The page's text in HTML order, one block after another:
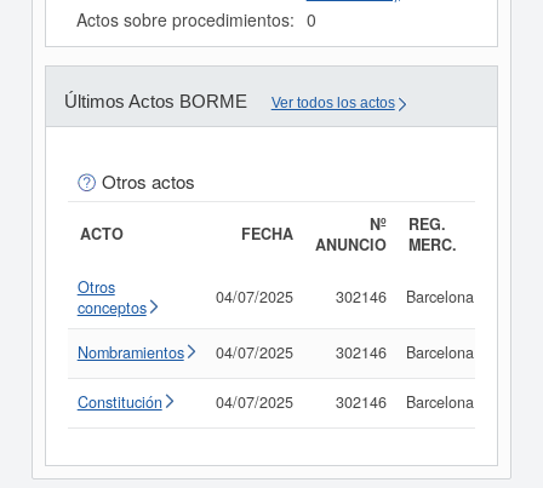
Actos sobre procedimientos: 0
Últimos Actos BORME Ver todos los actos
Otros actos
ACTO FECHA
Nº
ANUNCIO
REG.
MERC.
Otros
conceptos
04/07/2025 302146 Barcelona
Nombramientos 04/07/2025 302146 Barcelona
Constitución 04/07/2025 302146 Barcelona